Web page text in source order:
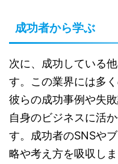
成功者から学ぶ
次に、成功している
す。この業界には多
彼らの成功事例や失
自身のビジネスに活
す。成功者のSNSや
略や考え方を吸収しま